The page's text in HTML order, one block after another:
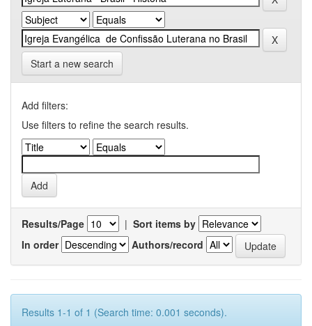
Start a new search
Add filters:
Use filters to refine the search results.
Results/Page | Sort items by
In order
Authors/record
Results 1-1 of 1 (Search time: 0.001 seconds).